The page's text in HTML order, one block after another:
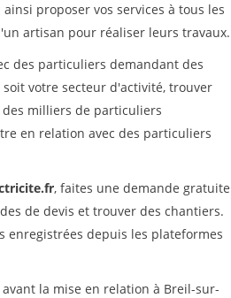
proposer vos services à tous les
artisan pour réaliser leurs travaux.
des particuliers demandant des
votre secteur d'activité, trouver
des milliers de particuliers
en relation avec des particuliers
, faites une demande gratuite
de devis et trouver des chantiers.
enregistrées depuis les plateformes
la mise en relation à Breil-sur-